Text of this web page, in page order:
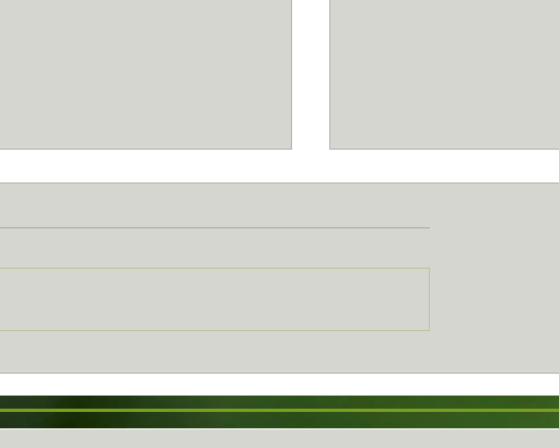
Jeudi 20 MARS 2025... Samedi 21 Décembre...